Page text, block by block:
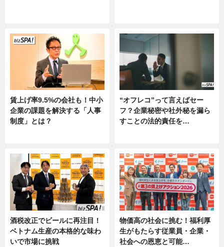
賃上げ率9.5%の会社も！中小
企業の課題を解決する「人事
制度」とは？
“オフレコ”って言えばセー
フ？企業秘密や社外秘を漏ら
すことの法的責任を…
酒税改正でビールに再注目！
ベトナム生産の本格的な味わ
いで市場に挑戦
物価高の社会に挑む！福利厚
生がもたらす従業員・企業・
社会への恩恵と可能…